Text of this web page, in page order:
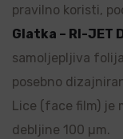
pravilno koristi,
Glatka – RI-JET
samoljepljiva
posebno
Lice (face film) je
debljine 100 µm.